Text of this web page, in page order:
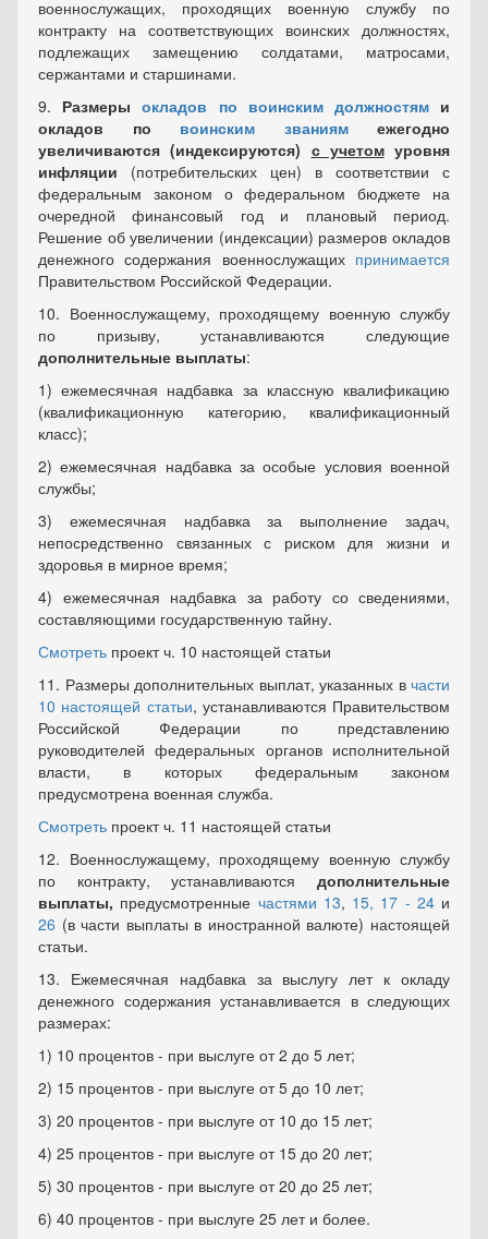
военнослужащих, проходящих военную службу по
контракту на соответствующих воинских должностях,
подлежащих замещению солдатами, матросами,
сержантами и старшинами.
9. Размерыокладов по воинским должностями
окладов по воинским званиямежегодно
увеличиваются (индексируются) с учетомуровня
инфляции (потребительских цен) в соответствии с
федеральным законом о федеральном бюджете на
очередной финансовый год и плановый период.
Решение об увеличении (индексации) размеров окладов
денежного содержания военнослужащих принимается
Правительством Российской Федерации.
10. Военнослужащему, проходящему военную службу
по призыву, устанавливаются следующие
дополнительные выплаты:
1) ежемесячная надбавка за классную квалификацию
(квалификационную категорию, квалификационный
класс);
2) ежемесячная надбавка за особые условия военной
службы;
3) ежемесячная надбавка за выполнение задач,
непосредственно связанных с риском для жизни и
здоровья в мирное время;
4) ежемесячная надбавка за работу со сведениями,
составляющими государственную тайну.
Смотреть проект ч. 10 настоящей статьи
11. Размеры дополнительных выплат, указанных в части
10 настоящей статьи, устанавливаются Правительством
Российской Федерации по представлению
руководителей федеральных органов исполнительной
власти, в которых федеральным законом
предусмотрена военная служба.
Смотреть проект ч. 11 настоящей статьи
12. Военнослужащему, проходящему военную службу
по контракту, устанавливаются дополнительные
выплаты, предусмотренные частями 13, 15, 17 - 24и
26 (в части выплаты в иностранной валюте) настоящей
статьи.
13. Ежемесячная надбавка за выслугу лет к окладу
денежного содержания устанавливается в следующих
размерах:
1) 10 процентов - при выслуге от 2 до 5 лет;
2) 15 процентов - при выслуге от 5 до 10 лет;
3) 20 процентов - при выслуге от 10 до 15 лет;
4) 25 процентов - при выслуге от 15 до 20 лет;
5) 30 процентов - при выслуге от 20 до 25 лет;
6) 40 процентов - при выслуге 25 лет и более.